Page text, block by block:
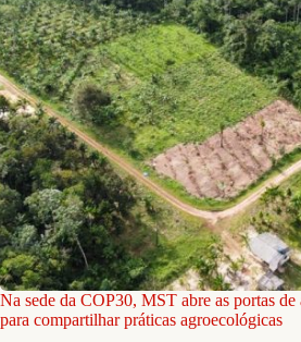
Na sede da COP30, MST abre as portas de
para compartilhar práticas agroecológicas